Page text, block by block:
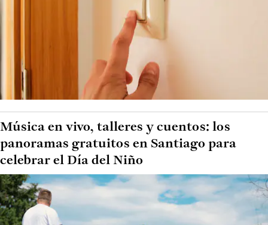
Música en vivo, talleres y cuentos: los
panoramas gratuitos en Santiago para
celebrar el Día del Niño